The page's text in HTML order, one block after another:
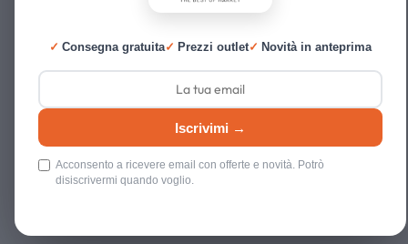
✓ Consegna gratuita✓ Prezzi outlet✓ Novità in anteprima
Iscrivimi →
Acconsento a ricevere email con offerte e novità. Potrò
disiscrivermi quando voglio.